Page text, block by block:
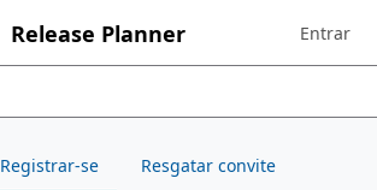
Release Planner Sign in to
Entrar
Registrar-se Resgatar convite